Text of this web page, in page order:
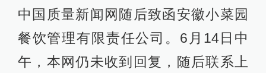
中国质量新闻网随后致函安徽小菜园
餐饮管理有限责任公司。6月14日中
午，本网仍未收到回复，随后联系上